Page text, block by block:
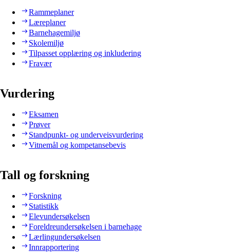
Rammeplaner
Læreplaner
Barnehagemiljø
Skolemiljø
Tilpasset opplæring og inkludering
Fravær
Vurdering
Eksamen
Prøver
Standpunkt- og underveisvurdering
Vitnemål og kompetansebevis
Tall og forskning
Forskning
Statistikk
Elevundersøkelsen
Foreldreundersøkelsen i barnehage
Lærlingundersøkelsen
Innrapportering